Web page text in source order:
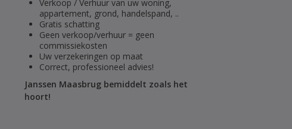
Verkoop / Verhuur van uw woning,
appartement, grond, handelspand, ..
Gratis schatting
Geen verkoop/verhuur = geen
commissiekosten
Uw verzekeringen op maat
Correct, professioneel advies!
Janssen Maasbrug bemiddelt zoals het
hoort!